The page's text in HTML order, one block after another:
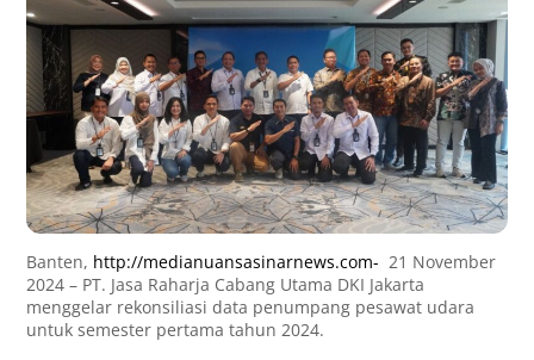
Banten, http://medianuansasinarnews.com- 21 November
2024 – PT. Jasa Raharja Cabang Utama DKI Jakarta
menggelar rekonsiliasi data penumpang pesawat udara
untuk semester pertama tahun 2024.